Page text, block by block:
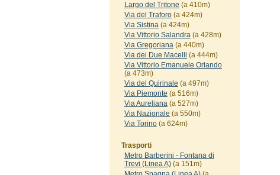
Largo del Tritone (a 410m)
Via del Traforo(a 424m)
Via Sistina(a 424m)
Via Vittorio Salandra(a 428m)
Via Gregoriana(a 440m)
Via dei Due Macelli (a 444m)
Via Vittorio Emanuele Orlando
(a 473m)
Via del Quirinale (a 497m)
Via Piemonte (a 516m)
Via Aureliana(a 527m)
Via Nazionale (a 550m)
Via Torino(a 624m)
Trasporti
Metro Barberini - Fontana di
Trevi (Linea A)(a 151m)